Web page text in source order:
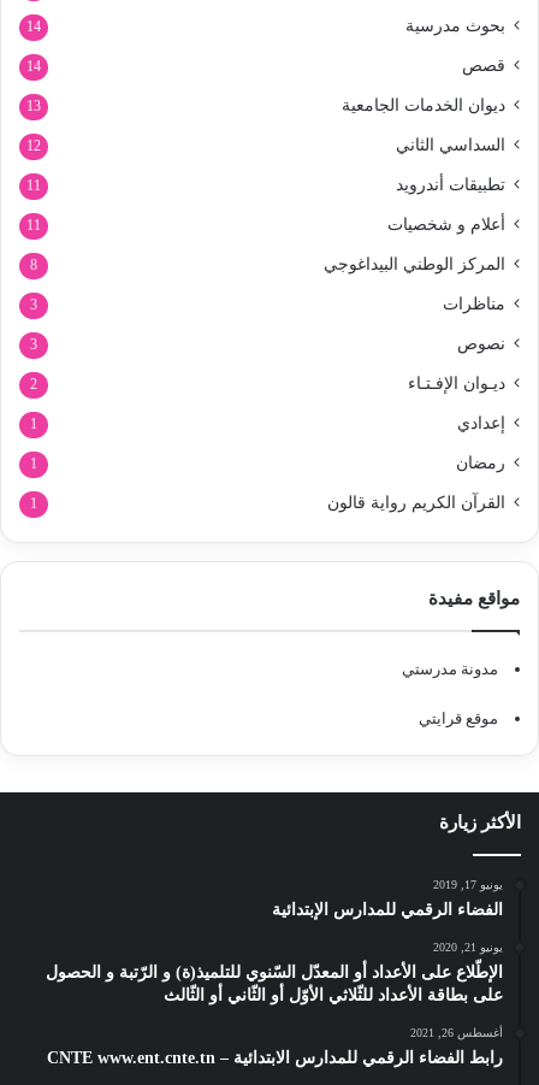
بحوث مدرسية 14
قصص 14
ديوان الخدمات الجامعية 13
السداسي الثاني 12
تطبيقات أندرويد 11
أعلام و شخصيات 11
المركز الوطني البيداغوجي 8
مناظرات 3
نصوص 3
ديـوان الإفـتـاء 2
إعدادي 1
رمضان 1
القرآن الكريم رواية قالون 1
مواقع مفيدة
مدونة مدرستي
موقع قرايتي
الأكثر زيارة
يونيو 17, 2019
الفضاء الرقمي للمدارس الإبتدائية
يونيو 21, 2020
الإطّلاع على الأعداد أو المعدّل السّنوي للتلميذ(ة) و الرّتبة و الحصول
على بطاقة الأعداد للثّلاثي الأوّل أو الثّاني أو الثّالث
أغسطس 26, 2021
رابط الفضاء الرقمي للمدارس الابتدائية – CNTE www.ent.cnte.tn